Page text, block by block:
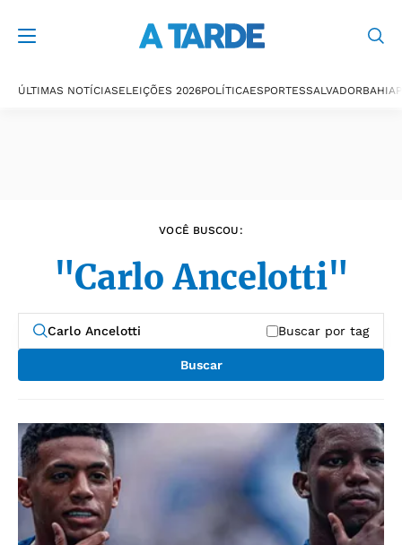
ÚLTIMAS NOTÍCIASELEIÇÕES 2026POLÍTICAESPORTESSALVADORBAHIA
VOCÊ BUSCOU:
"Carlo Ancelotti"
Buscar por tag
Buscar